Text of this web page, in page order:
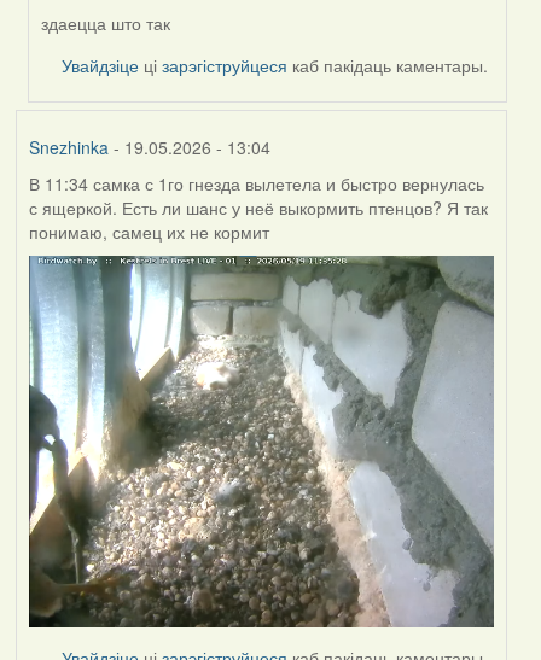
In
reply
by
здаецца што так
Увайдзіце цізарэгіструйцеся каб пакідаць каментары.
Snezhinka - 19.05.2026 - 13:04
В 11:34 самка с 1го гнезда вылетела и быстро вернулась
с ящеркой. Есть ли шанс у неё выкормить птенцов? Я так
понимаю, самец их не кормит